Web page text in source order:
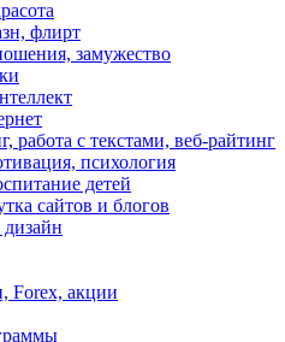
флирт
замужество
работа с текстами, веб-райтинг
психология
детей
сайтов и блогов
Forex, акции